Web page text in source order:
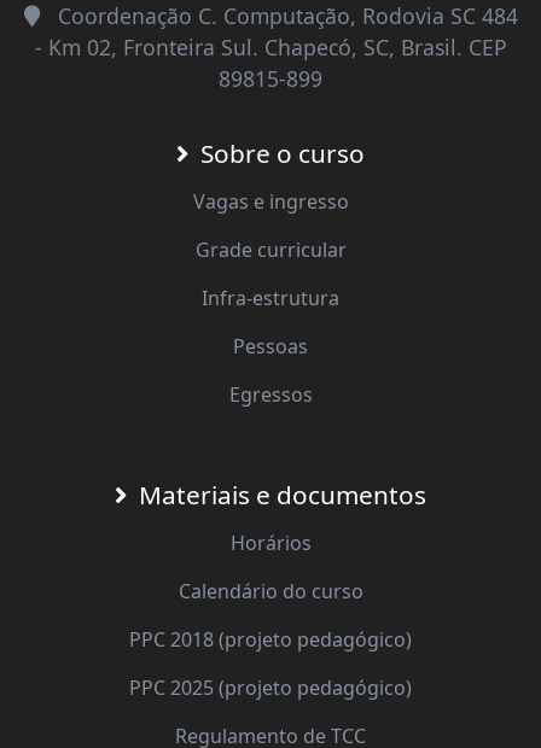
Coordenação C. Computação, Rodovia SC 484
- Km 02, Fronteira Sul. Chapecó, SC, Brasil. CEP
89815-899
Sobre o curso
Vagas e ingresso
Grade curricular
Infra-estrutura
Pessoas
Egressos
Materiais e documentos
Horários
Calendário do curso
PPC 2018 (projeto pedagógico)
PPC 2025 (projeto pedagógico)
Regulamento de TCC